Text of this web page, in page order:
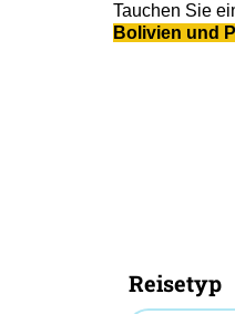
Tauchen Sie
Bolivien und
Reisetyp